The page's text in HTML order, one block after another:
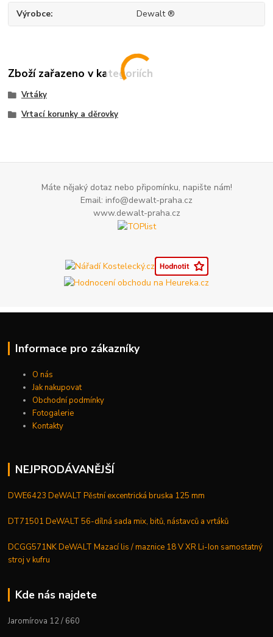
Výrobce Dewalt ®
Zboží zařazeno v kategoriích
Vrtáky
Vrtací korunky a děrovky
Máte nějaký dotaz nebo připomínku, napište nám!
Email: info@dewalt-praha.cz
www.dewalt-praha.cz
Informace pro zákazníky
O nás
Jak nakupovat
Obchodní podmínky
Fotogalerie
Kontakty
NEJPRODÁVANĚJŠÍ
DWE6423 DeWALT Pěstní excentrická bruska 125 mm
DT71501 DeWALT 56-dílná sada mix, bitů, nástavců a vrtáků
DCGG571NK DeWALT Mazací lis / maznice 18 V XR Li-Ion samostatný
stroj v kufru
Kde nás najdete
Jaromírova 12 / 660